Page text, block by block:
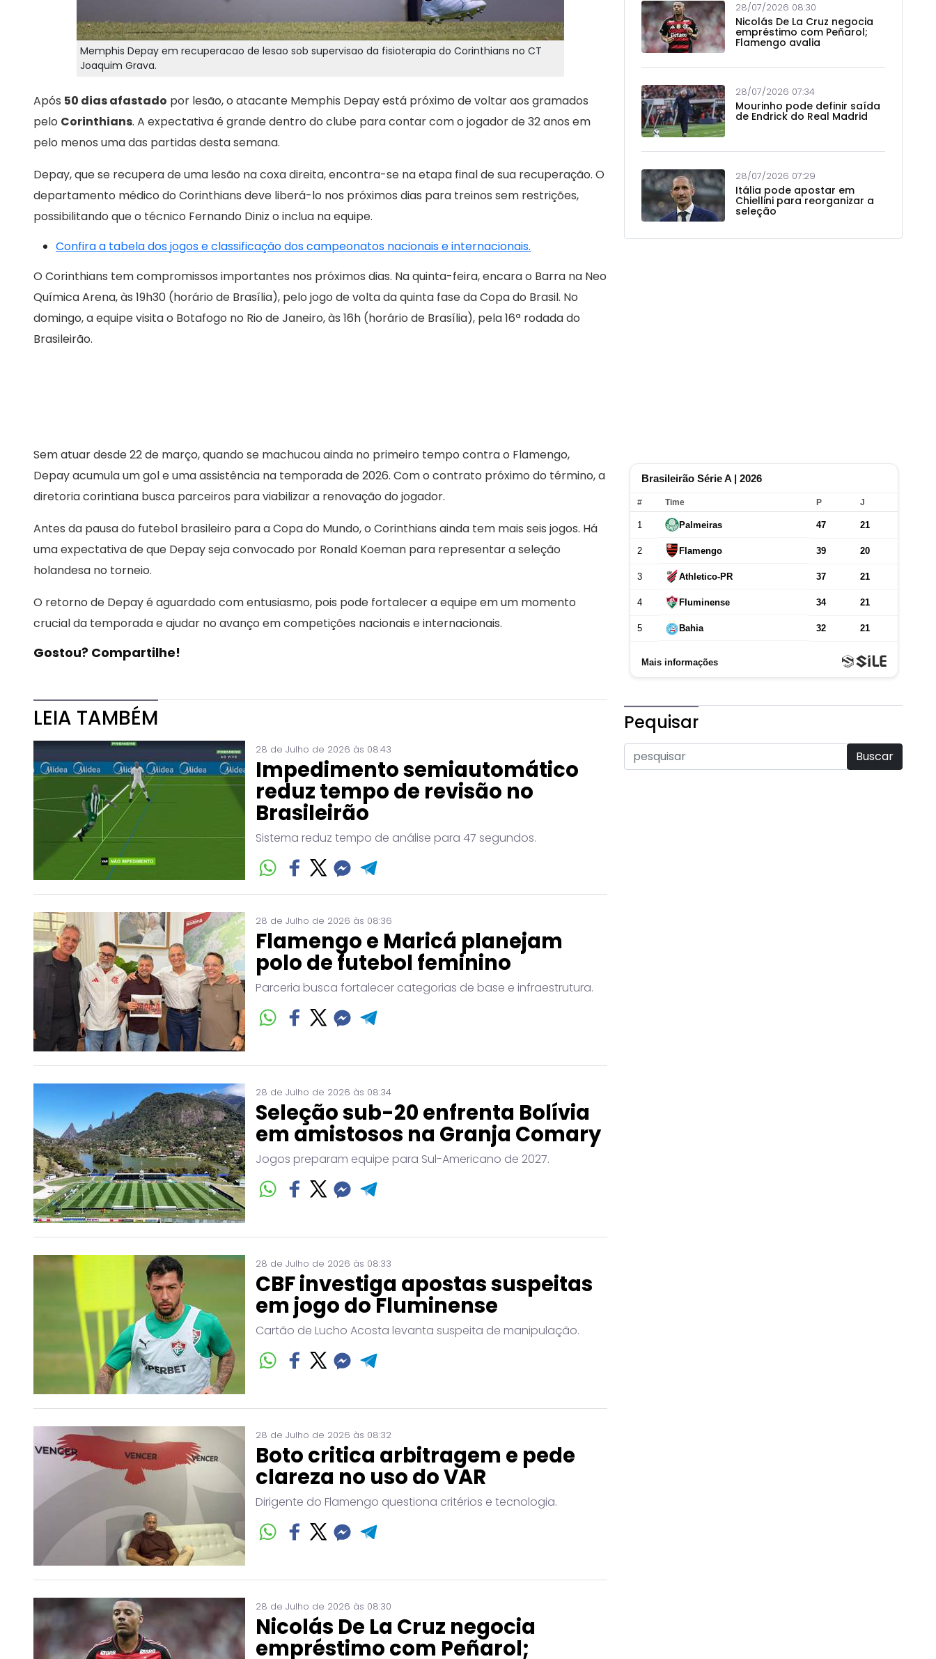
Memphis Depay em recuperacao de lesao sob supervisao da fisioterapia do Corinthians no CT
Joaquim Grava.
Após 50 dias afastado por lesão, o atacante Memphis Depay está próximo de voltar aos gramados
pelo Corinthians. A expectativa é grande dentro do clube para contar com o jogador de 32 anos em
pelo menos uma das partidas desta semana.
Depay, que se recupera de uma lesão na coxa direita, encontra-se na etapa final de sua recuperação. O
departamento médico do Corinthians deve liberá-lo nos próximos dias para treinos sem restrições,
possibilitando que o técnico Fernando Diniz o inclua na equipe.
Confira a tabela dos jogos e classificação dos campeonatos nacionais e internacionais.
O Corinthians tem compromissos importantes nos próximos dias. Na quinta-feira, encara o Barra na Neo
Química Arena, às 19h30 (horário de Brasília), pelo jogo de volta da quinta fase da Copa do Brasil. No
domingo, a equipe visita o Botafogo no Rio de Janeiro, às 16h (horário de Brasília), pela 16ª rodada do
Brasileirão.
Sem atuar desde 22 de março, quando se machucou ainda no primeiro tempo contra o Flamengo,
Depay acumula um gol e uma assistência na temporada de 2026. Com o contrato próximo do término, a
diretoria corintiana busca parceiros para viabilizar a renovação do jogador.
Antes da pausa do futebol brasileiro para a Copa do Mundo, o Corinthians ainda tem mais seis jogos. Há
uma expectativa de que Depay seja convocado por Ronald Koeman para representar a seleção
holandesa no torneio.
O retorno de Depay é aguardado com entusiasmo, pois pode fortalecer a equipe em um momento
crucial da temporada e ajudar no avanço em competições nacionais e internacionais.
Gostou? Compartilhe!
LEIA TAMBÉM
28 de Julho de 2026 às 08:43
Impedimento semiautomático
reduz tempo de revisão no
Brasileirão
Sistema reduz tempo de análise para 47 segundos.
28 de Julho de 2026 às 08:36
Flamengo e Maricá planejam
polo de futebol feminino
Parceria busca fortalecer categorias de base e infraestrutura.
28 de Julho de 2026 às 08:34
Seleção sub-20 enfrenta Bolívia
em amistosos na Granja Comary
Jogos preparam equipe para Sul-Americano de 2027.
28 de Julho de 2026 às 08:33
CBF investiga apostas suspeitas
em jogo do Fluminense
Cartão de Lucho Acosta levanta suspeita de manipulação.
28 de Julho de 2026 às 08:32
Boto critica arbitragem e pede
clareza no uso do VAR
Dirigente do Flamengo questiona critérios e tecnologia.
28 de Julho de 2026 às 08:30
Nicolás De La Cruz negocia
empréstimo com Peñarol;
28/07/2026 08:30
Nicolás De La Cruz negocia
empréstimo com Peñarol;
Flamengo avalia
28/07/2026 07:34
Mourinho pode definir saída
de Endrick do Real Madrid
28/07/2026 07:29
Itália pode apostar em
Chiellini para reorganizar a
seleção
Pequisar